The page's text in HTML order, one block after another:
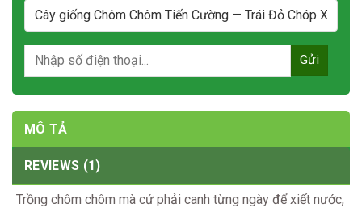
MÔ TẢ
REVIEWS (1)
Trồng chôm chôm mà cứ phải canh từng ngày để xiết nước,